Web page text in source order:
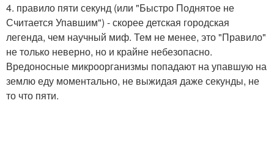
4. правило пяти секунд (или "Быстро Поднятое не
Считается Упавшим") - скорее детская городская
легенда, чем научный миф. Тем не менее, это "Правило"
не только неверно, но и крайне небезопасно.
Вредоносные микроорганизмы попадают на упавшую на
землю еду моментально, не выжидая даже секунды, не
то что пяти.